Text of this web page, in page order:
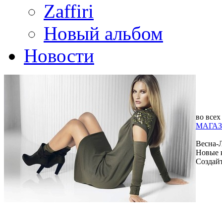
Zaffiri
Новый альбом
Новости
во всех
Весна-
Новые